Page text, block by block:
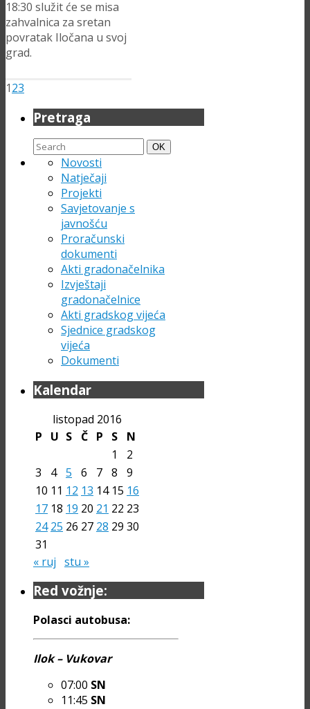
18:30 služit će se misa
zahvalnica za sretan
povratak Iločana u svoj
grad.
123
Pretraga
Search
for:
Search
OK
Novosti
Natječaji
Projekti
Savjetovanje s
javnošću
Proračunski
dokumenti
Akti gradonačelnika
Izvještaji
gradonačelnice
Akti gradskog vijeća
Sjednice gradskog
vijeća
Dokumenti
Kalendar
listopad 2016
P
U S Č P S
N
1
2
3
4 5 6 7 8
9
10 11 12 13 14 15 16
17 18 19 20 21 22 23
24 25 26 27 28 29 30
31
« ruj stu »
Red vožnje:
Polasci autobusa:
Ilok – Vukovar
07:00 SN
11:45 SN